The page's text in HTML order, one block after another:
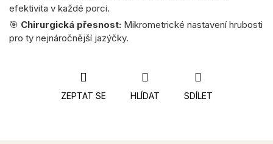
efektivita v každé porci.
🎯 Chirurgická přesnost: Mikrometrické nastavení hrubosti
pro ty nejnáročnější jazýčky.
ZEPTAT SE HLÍDAT SDÍLET